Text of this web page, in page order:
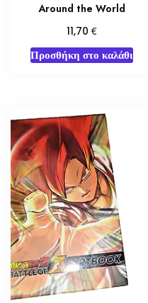
Around the World
11,70 €
Προσθήκη στο καλάθι